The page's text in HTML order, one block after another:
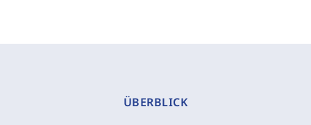
ÜBERBLICK